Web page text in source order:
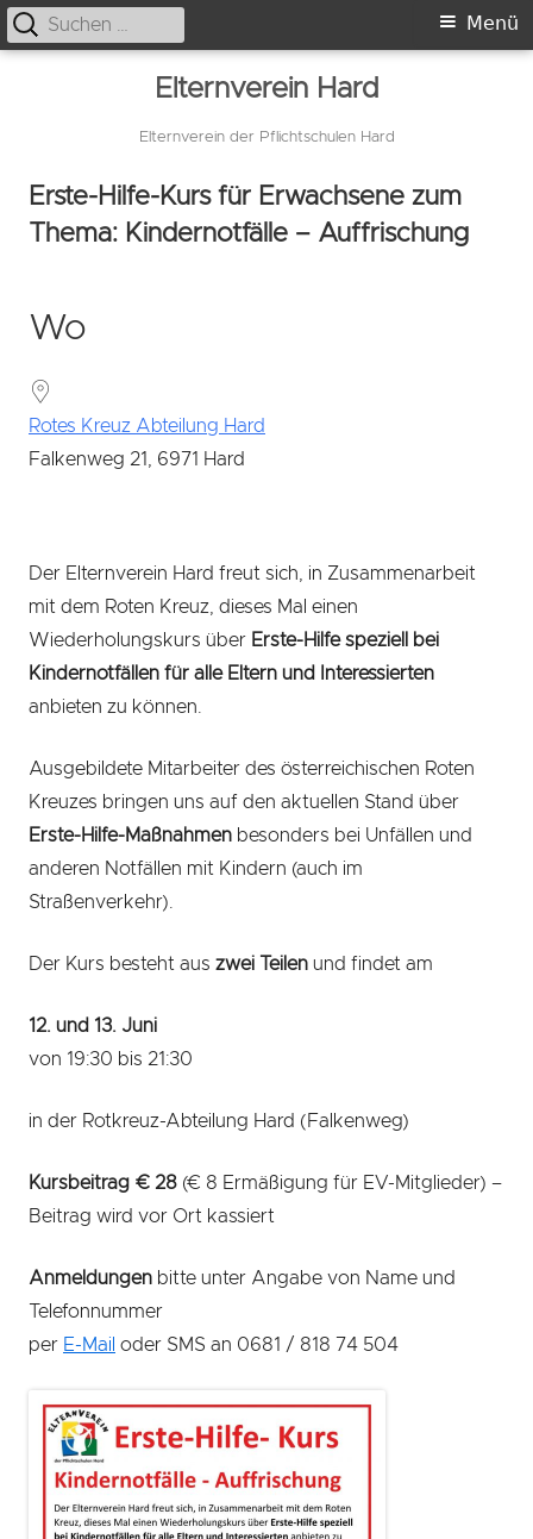
Elternverein Hard
Elternverein der Pflichtschulen Hard
Primäres
Menü
Suche
nach:
Erste-Hilfe-Kurs für Erwachsene zum
Thema: Kindernotfälle – Auffrischung
Wo
Rotes Kreuz Abteilung Hard
Falkenweg 21, 6971 Hard
Der Elternverein Hard freut sich, in Zusammenarbeit
mit dem Roten Kreuz, dieses Mal einen
Wiederholungskurs über Erste-Hilfe speziell bei
Kindernotfällen für alle Eltern und Interessierten
anbieten zu können.
Ausgebildete Mitarbeiter des österreichischen Roten
Kreuzes bringen uns auf den aktuellen Stand über
Erste-Hilfe-Maßnahmen besonders bei Unfällen und
anderen Notfällen mit Kindern (auch im
Straßenverkehr).
Der Kurs besteht aus zwei Teilen und findet am
12. und 13. Juni
von 19:30 bis 21:30
in der Rotkreuz-Abteilung Hard (Falkenweg)
Kursbeitrag € 28 (€ 8 Ermäßigung für EV-Mitglieder) –
Beitrag wird vor Ort kassiert
Anmeldungen bitte unter Angabe von Name und
Telefonnummer
per E-Mail oder SMS an 0681 / 818 74 504